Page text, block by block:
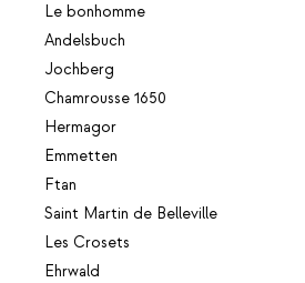
Le bonhomme
Andelsbuch
Jochberg
Chamrousse 1650
Hermagor
Emmetten
Ftan
Saint Martin de Belleville
Les Crosets
Ehrwald